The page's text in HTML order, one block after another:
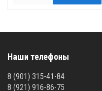
Наши телефоны
8 (901) 315-41-84
8 (921) 916-86-75